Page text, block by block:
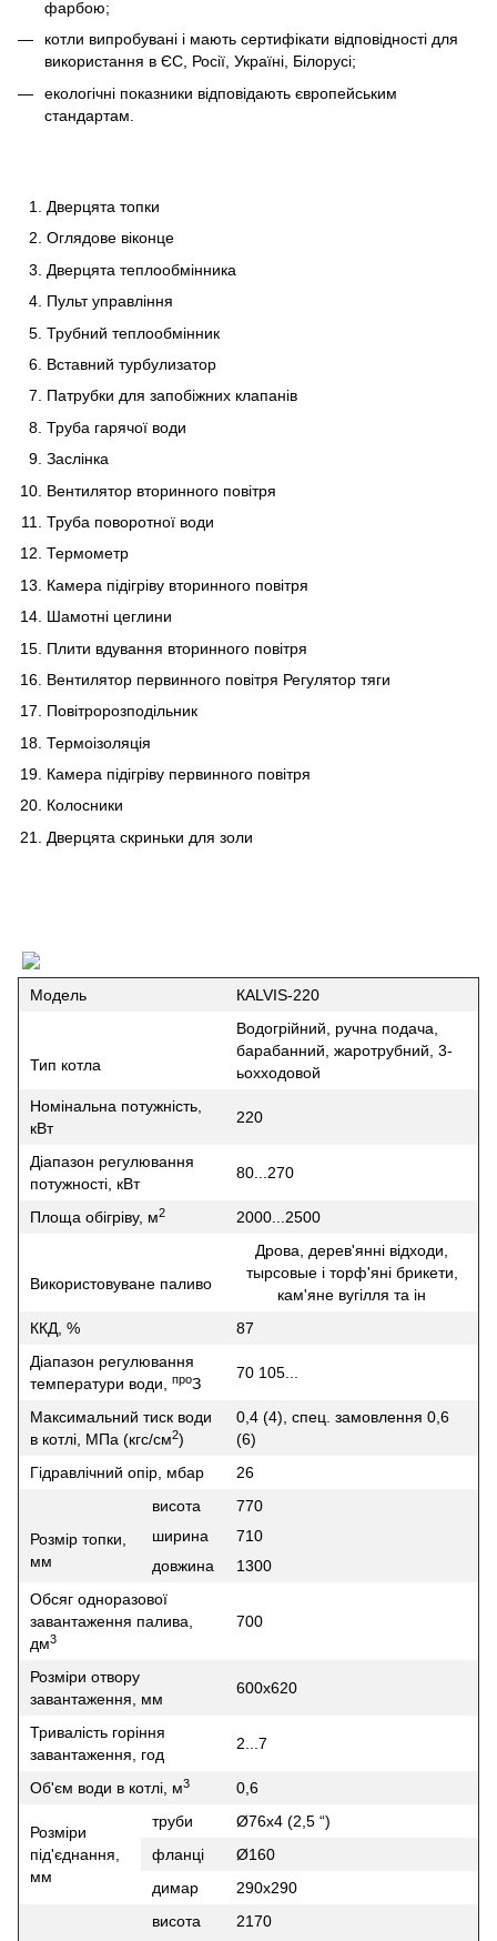
фарбою;
котли випробувані і мають сертифікати відповідності для
використання в ЄС, Росії, Україні, Білорусі;
екологічні показники відповідають європейським
стандартам.
Дверцята топки
Оглядове віконце
Дверцята теплообмінника
Пульт управління
Трубний теплообмінник
Вставний турбулизатор
Патрубки для запобіжних клапанів
Труба гарячої води
Заслінка
Вентилятор вторинного повітря
Труба поворотної води
Термометр
Камера підігріву вторинного повітря
Шамотні цеглини
Плити вдування вторинного повітря
Вентилятор первинного повітря Регулятор тяги
Повітророзподільник
Термоізоляція
Камера підігріву первинного повітря
Колосники
Дверцята скриньки для золи
Модель КALVIS-220
Тип котла
Водогрійний, ручна подача,
барабанний, жаротрубний, 3-
ьохходовой
Номінальна потужність,
кВт
220
Діапазон регулювання
потужності, кВт
80...270
Площа обігріву, м2 2000...2500
Використовуване паливо
Дрова, дерев'янні відходи,
тырсовые і торф'яні брикети,
кам'яне вугілля та ін
ККД, %
87
Діапазон регулювання
температури води, проЗ
70 105...
Максимальний тиск води
в котлі, МПа (кгс/см2)
0,4 (4), спец. замовлення 0,6
(6)
Гідравлічний опір, мбар
26
Розмір топки,
мм
висота
ширина
довжина
770
710
1300
Обсяг одноразової
завантаження палива,
дм3
700
Розміри отвору
завантаження, мм
600х620
Тривалість горіння
завантаження, год
2...7
Об'єм води в котлі, м3 0,6
Розміри
під'єднання,
мм
труби
Ø76х4 (2,5 “)
фланці
Ø160
димар
290х290
висота
2170